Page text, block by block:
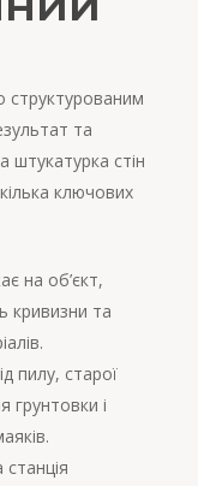
структурованим
та
штукатурка стін
ключових
на об’єкт,
кривизни та
пилу, старої
грунтовки і